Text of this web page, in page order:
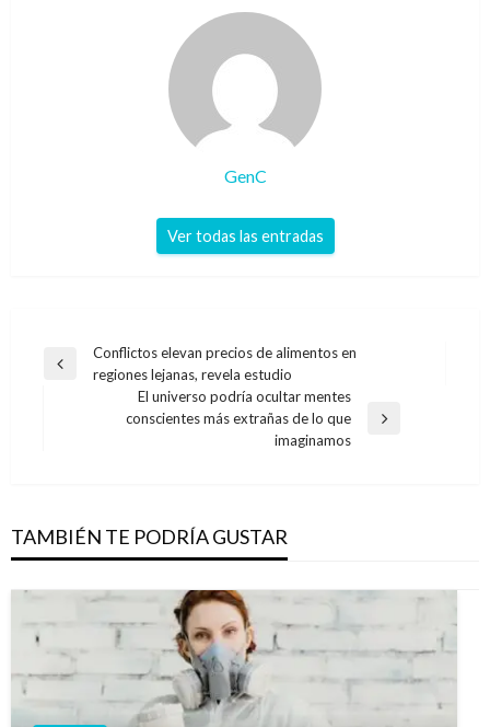
GenC
Ver todas las entradas
Navegación
entradas
Entrada
Conflictos elevan precios de alimentos en
regiones lejanas, revela estudio
El universo podría ocultar mentes
conscientes más extrañas de lo que
imaginamos
TAMBIÉN TE PODRÍA GUSTAR